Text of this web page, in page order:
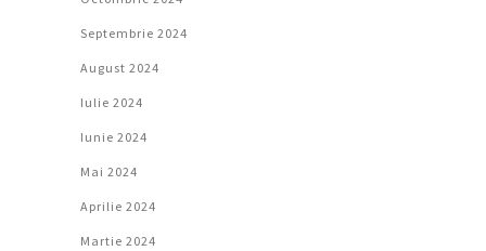
Septembrie 2024
August 2024
Iulie 2024
Iunie 2024
Mai 2024
Aprilie 2024
Martie 2024